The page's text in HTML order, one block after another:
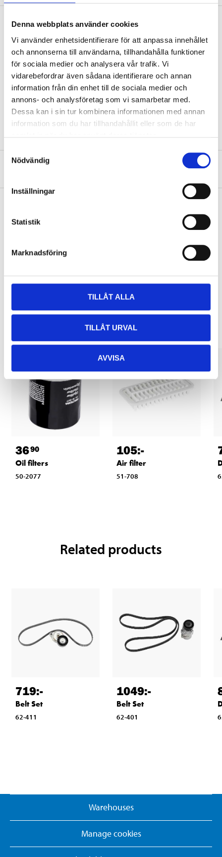
Denna webbplats använder cookies
Vi använder enhetsidentifierare för att anpassa innehållet
och annonserna till användarna, tillhandahålla funktioner
för sociala medier och analysera vår trafik. Vi
vidarebefordrar även sådana identifierare och annan
information från din enhet till de sociala medier och
annons- och analysföretag som vi samarbetar med.
Dessa kan i sin tur kombinera informationen med annan
information som du har tillhandahållit eller som de har
Samtyckesval
Nödvändig
Inställningar
Statistik
Marknadsföring
TILLÅT ALLA
TILLÅT URVAL
AVVISA
Description
Technical specifications
850 mm
Number of ribs
6 pcs
About the manufacturer
about the service and our terms.
Other customers also bought
3690
Oil filters
50-2077
105:-
Air filter
51-708
Related products
719:-
Belt Set
62-411
1049:-
Belt Set
62-401
Warehouses
Manage cookies